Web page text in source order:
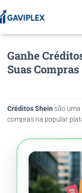
Ganhe
Suas Compras
Créditos Shein são uma
compras na popular